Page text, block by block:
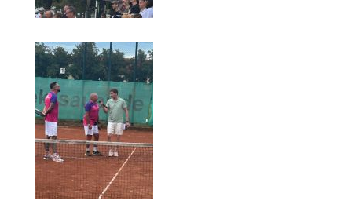
MANNSCHAFTEN
Punktspiele
Punktspiele Wintersaison 2025/2026
Erwachsene
Jugend
TRAINING